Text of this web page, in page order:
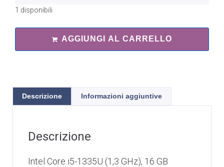
1 disponibili
AGGIUNGI AL CARRELLO
Descrizione Informazioni aggiuntive
Descrizione
Intel Core i5-1335U (1,3 GHz), 16 GB